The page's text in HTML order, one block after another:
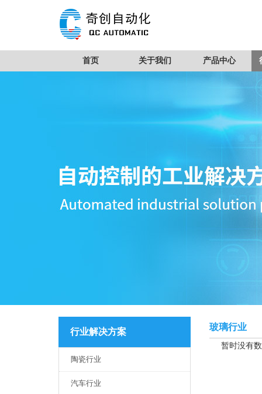
首页 关于我们 产品中心
行业解决方案
陶瓷行业
汽车行业
玻璃行业
暂时没有